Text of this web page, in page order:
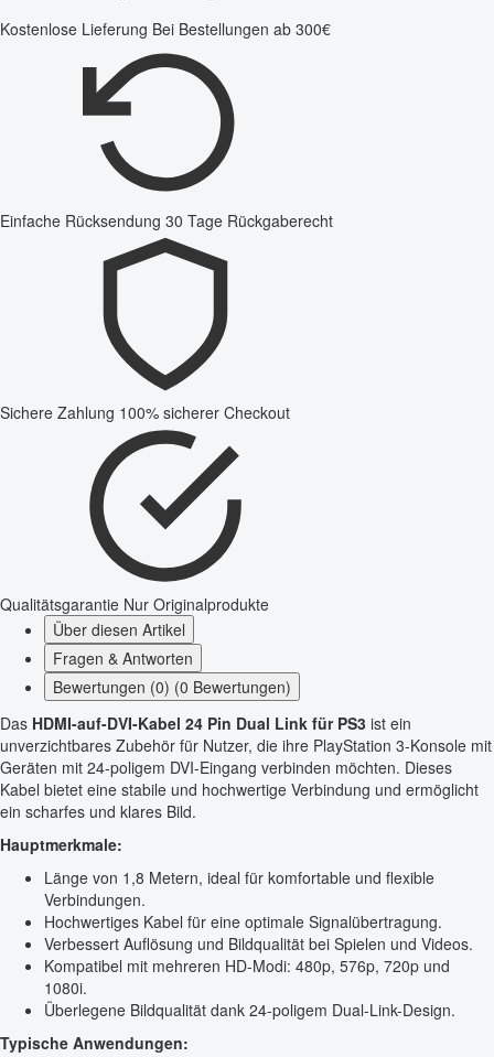
Kostenlose Lieferung Bei Bestellungen ab 300€
Einfache Rücksendung 30 Tage Rückgaberecht
Sichere Zahlung 100% sicherer Checkout
Qualitätsgarantie Nur Originalprodukte
Über diesen Artikel
Fragen & Antworten
Bewertungen (0) (0 Bewertungen)
Das HDMI-auf-DVI-Kabel 24 Pin Dual Link für PS3 ist ein
unverzichtbares Zubehör für Nutzer, die ihre PlayStation 3-Konsole mit
Geräten mit 24-poligem DVI-Eingang verbinden möchten. Dieses
Kabel bietet eine stabile und hochwertige Verbindung und ermöglicht
ein scharfes und klares Bild.
Hauptmerkmale:
Länge von 1,8 Metern, ideal für komfortable und flexible
Verbindungen.
Hochwertiges Kabel für eine optimale Signalübertragung.
Verbessert Auflösung und Bildqualität bei Spielen und Videos.
Kompatibel mit mehreren HD-Modi: 480p, 576p, 720p und
1080i.
Überlegene Bildqualität dank 24-poligem Dual-Link-Design.
Typische Anwendungen: